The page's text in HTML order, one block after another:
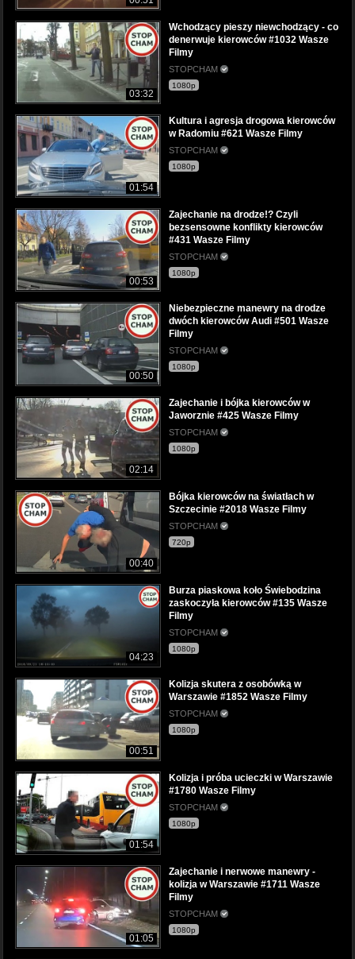
03:32
Wchodzący pieszy niewchodzący - co
denerwuje kierowców #1032 Wasze
Filmy
STOPCHAM
1080p
01:54
Kultura i agresja drogowa kierowców
w Radomiu #621 Wasze Filmy
STOPCHAM
1080p
00:53
Zajechanie na drodze!? Czyli
bezsensowne konflikty kierowców
#431 Wasze Filmy
STOPCHAM
1080p
00:50
Niebezpieczne manewry na drodze
dwóch kierowców Audi #501 Wasze
Filmy
STOPCHAM
1080p
02:14
Zajechanie i bójka kierowców w
Jaworznie #425 Wasze Filmy
STOPCHAM
1080p
00:40
Bójka kierowców na światłach w
Szczecinie #2018 Wasze Filmy
STOPCHAM
720p
04:23
Burza piaskowa koło Świebodzina
zaskoczyła kierowców #135 Wasze
Filmy
STOPCHAM
1080p
00:51
Kolizja skutera z osobówką w
Warszawie #1852 Wasze Filmy
STOPCHAM
1080p
01:54
Kolizja i próba ucieczki w Warszawie
#1780 Wasze Filmy
STOPCHAM
1080p
01:05
Zajechanie i nerwowe manewry -
kolizja w Warszawie #1711 Wasze
Filmy
STOPCHAM
1080p